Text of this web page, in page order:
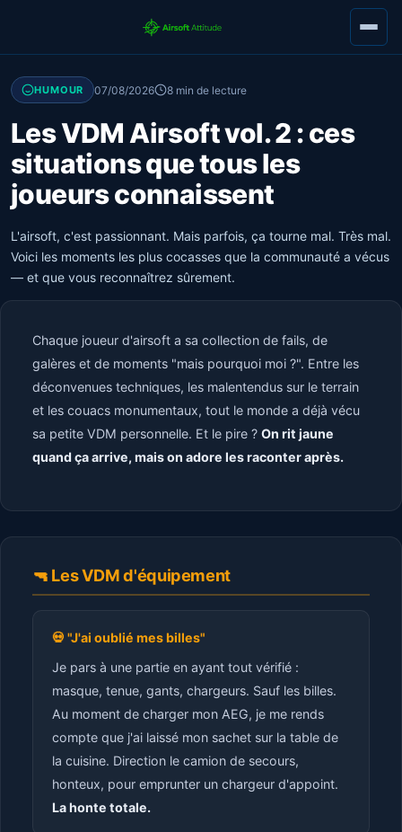
HUMOUR 07/08/2026 8 min de lecture
Les VDM Airsoft vol. 2 : ces
situations que tous les
joueurs connaissent
L'airsoft, c'est passionnant. Mais parfois, ça tourne mal. Très mal.
Voici les moments les plus cocasses que la communauté a vécus
— et que vous reconnaîtrez sûrement.
Chaque joueur d'airsoft a sa collection de fails, de
galères et de moments "mais pourquoi moi ?". Entre les
déconvenues techniques, les malentendus sur le terrain
et les couacs monumentaux, tout le monde a déjà vécu
sa petite VDM personnelle. Et le pire ? On rit jaune
quand ça arrive, mais on adore les raconter après.
🔫 Les VDM d'équipement
💀 "J'ai oublié mes billes"
Je pars à une partie en ayant tout vérifié :
masque, tenue, gants, chargeurs. Sauf les billes.
Au moment de charger mon AEG, je me rends
compte que j'ai laissé mon sachet sur la table de
la cuisine. Direction le camion de secours,
honteux, pour emprunter un chargeur d'appoint.
La honte totale.